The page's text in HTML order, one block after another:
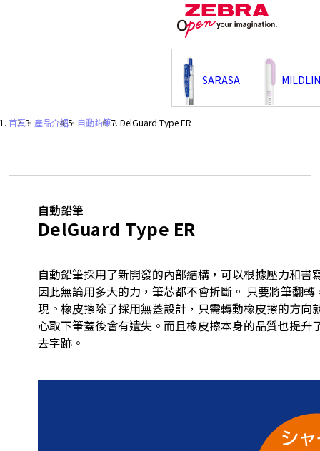
SARASA
首頁・ 產品介紹・ 自動鉛筆・ DelGuard Type ER
自動鉛筆
DelGuard Type ER
自動鉛筆採用了新開發的內部結構，可以根據壓力和書
因此無論用多大的力，筆芯都不會折斷。 只要將筆翻轉
現。橡皮擦除了採用無蓋設計，只需轉動橡皮擦的方向
心取下筆蓋後會有遺失。而且橡皮擦本身的品質也提升
去字跡。